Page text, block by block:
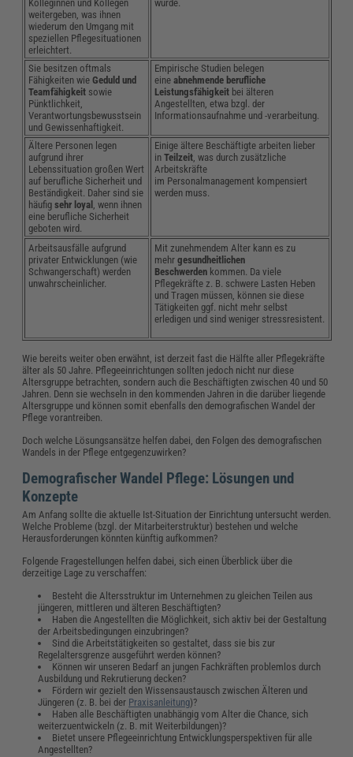
Kolleginnen und Kollegen
weitergeben, was ihnen
wiederum den Umgang mit
speziellen Pflegesituationen
erleichtert.
wurde.
Sie besitzen oftmals
Fähigkeiten wieGeduld und
Teamfähigkeit sowie
Pünktlichkeit,
Verantwortungsbewusstsein
und Gewissenhaftigkeit.
Empirische Studien belegen
eineabnehmende berufliche
Leistungsfähigkeit bei älteren
Angestellten, etwa bzgl. der
Informationsaufnahme und -verarbeitung.
Ältere Personen legen
aufgrund ihrer
Lebenssituation großen Wert
auf berufliche Sicherheit und
Beständigkeit. Daher sind sie
häufigsehr loyal , wenn ihnen
eine berufliche Sicherheit
geboten wird.
Einige ältere Beschäftigte arbeiten lieber
inTeilzeit, was durch zusätzliche
Arbeitskräfte
im Personalmanagement kompensiert
werden muss.
Arbeitsausfälle aufgrund
privater Entwicklungen (wie
Schwangerschaft) werden
unwahrscheinlicher.
Mit zunehmendem Alter kann es zu
mehrgesundheitlichen
Beschwerden kommen. Da viele
Pflegekräfte z. B. schwere Lasten Heben
und Tragen müssen, können sie diese
Tätigkeiten ggf. nicht mehr selbst
erledigen und sind weniger stressresistent.
Wie bereits weiter oben erwähnt, ist derzeit fast die Hälfte aller Pflegekräfte
älter als 50 Jahre. Pflegeeinrichtungen sollten jedoch nicht nur diese
Altersgruppe betrachten, sondern auch die Beschäftigten zwischen 40 und 50
Jahren. Denn sie wechseln in den kommenden Jahren in die darüber liegende
Altersgruppe und können somit ebenfalls den demografischen Wandel der
Pflege vorantreiben.
Doch welche Lösungsansätze helfen dabei, den Folgen des demografischen
Wandels in der Pflege entgegenzuwirken?
Demografischer Wandel Pflege: Lösungen und
Konzepte
Am Anfang sollte die aktuelle Ist-Situation der Einrichtung untersucht werden.
Welche Probleme (bzgl. der Mitarbeiterstruktur) bestehen und welche
Herausforderungen könnten künftig aufkommen?
Folgende Fragestellungen helfen dabei, sich einen Überblick über die
derzeitige Lage zu verschaffen:
Besteht die Altersstruktur im Unternehmen zu gleichen Teilen aus
jüngeren, mittleren und älteren Beschäftigten?
Haben die Angestellten die Möglichkeit, sich aktiv bei der Gestaltung
der Arbeitsbedingungen einzubringen?
Sind die Arbeitstätigkeiten so gestaltet, dass sie bis zur
Regelaltersgrenze ausgeführt werden können?
Können wir unseren Bedarf an jungen Fachkräften problemlos durch
Ausbildung und Rekrutierung decken?
Fördern wir gezielt den Wissensaustausch zwischen Älteren und
Jüngeren (z. B. bei der Praxisanleitung)?
Haben alle Beschäftigten unabhängig vom Alter die Chance, sich
weiterzuentwickeln (z. B. mit Weiterbildungen)?
Bietet unsere Pflegeeinrichtung Entwicklungsperspektiven für alle
Angestellten?